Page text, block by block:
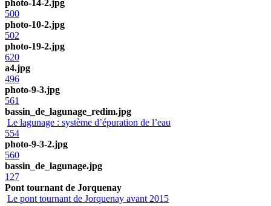
photo-14-2.jpg
500
photo-10-2.jpg
502
photo-19-2.jpg
620
a4.jpg
496
photo-9-3.jpg
561
bassin_de_lagunage_redim.jpg
Le lagunage : système d’épuration de l’eau
554
photo-9-3-2.jpg
560
bassin_de_lagunage.jpg
127
Pont tournant de Jorquenay
Le pont tournant de Jorquenay avant 2015